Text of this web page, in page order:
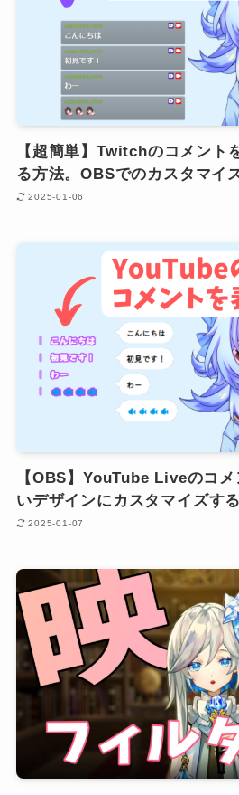
【超簡単】Twitchのコメント
る方法。OBSでのカスタマイ
2025-01-06
【OBS】YouTube Liveのコ
いデザインにカスタマイズす
2025-01-07